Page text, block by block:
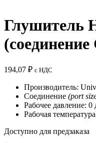
Глушитель
194,07 ₽ с НДС
Производитель:
Соединение (port
Рабочее давление: 0
Рабочая
Доступно для предзаказа